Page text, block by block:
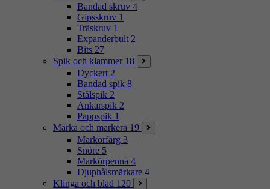
Bandad skruv 4
Gipsskruv 1
Träskruv 1
Expanderbult 2
Bits 27
Spik och klammer 18
Dyckert 2
Bandad spik 8
Stålspik 2
Ankarspik 2
Pappspik 1
Märka och markera 19
Markörfärg 3
Snöre 5
Markörpenna 4
Djuphålsmärkare 4
Klinga och blad 120